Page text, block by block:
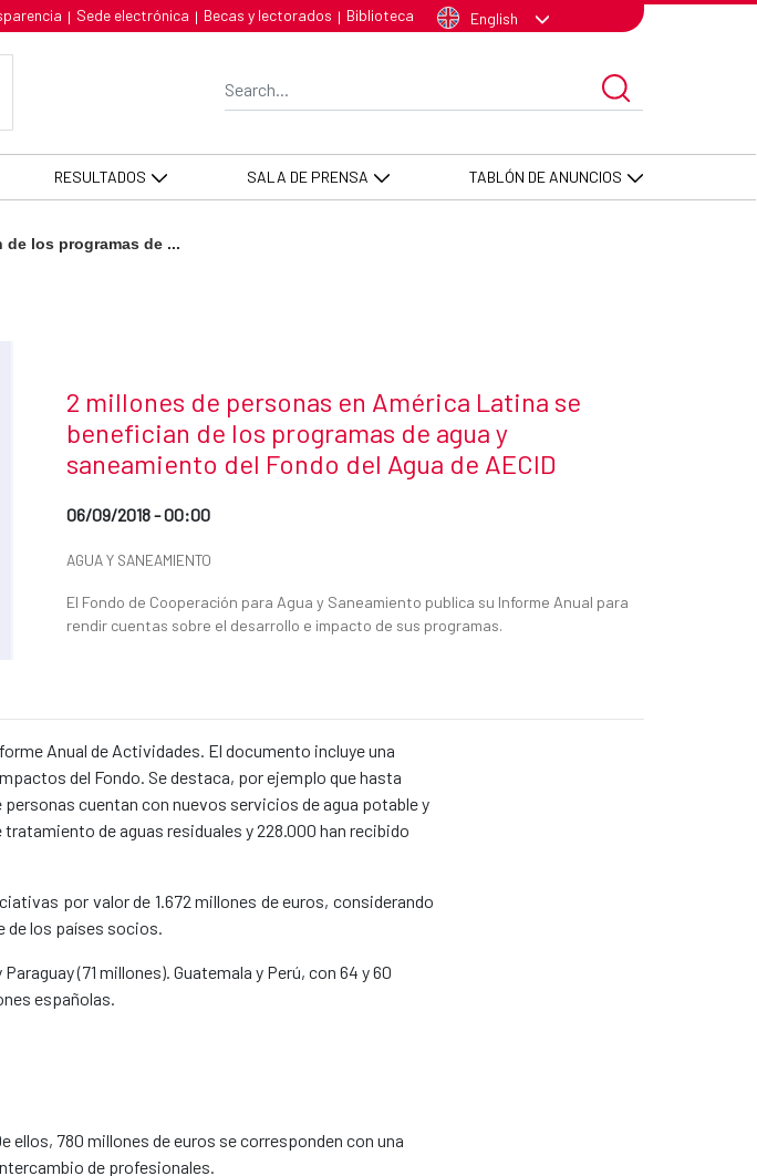
de los programas de agua y saneamiento
| Sede electrónica | Becas y lectorados | Biblioteca English
RESULTADOS SALA DE PRENSA TABLÓN DE ANUNCIOS
los programas de ...
News title
2 millones de personas en América Latina se
benefician de los programas de agua y
saneamiento del Fondo del Agua de AECID
Date of publication of the news item
06/09/2018 - 00:00
News categories
AGUA Y SANEAMIENTO
Summary of the news
El Fondo de Cooperación para Agua y Saneamiento publica su Informe Anual para
rendir cuentas sobre el desarrollo e impacto de sus programas.
Anual de Actividades. El documento incluye una
del Fondo. Se destaca, por ejemplo que hasta
cuentan con nuevos servicios de agua potable y
de aguas residuales y 228.000 han recibido
por valor de 1.672 millones de euros, considerando
los países socios.
(71 millones). Guatemala y Perú, con 64 y 60
españolas.
ellos, 780 millones de euros se corresponden con una
de profesionales.